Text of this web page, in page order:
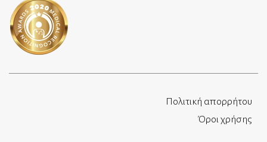
Πολιτική απορρήτου
Όροι χρήσης